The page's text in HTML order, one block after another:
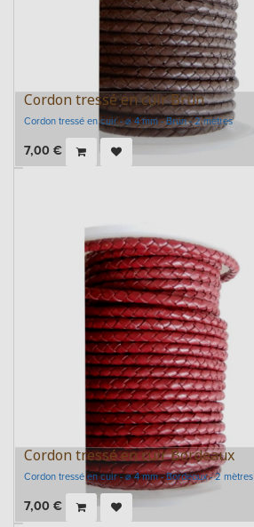
Cordon tressé en cuir Brun
Cordon tressé en cuir - ⌀ 4 mm - Brun - 2 mètres
7,00 €
Cordon tressé en cuir Bordeaux
Cordon tressé en cuir - ⌀ 4 mm - Bordeaux - 2 mètres
7,00 €